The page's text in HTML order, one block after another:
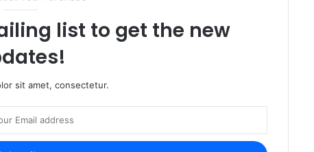
list to get the new
sit amet, consectetur.